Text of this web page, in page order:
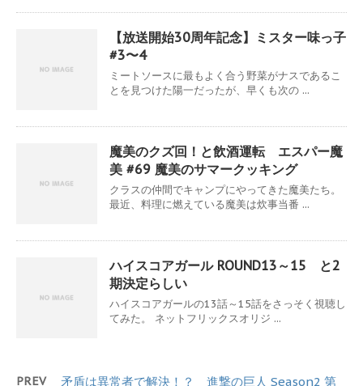
【放送開始30周年記念】ミスター味っ子
#3〜4
ミートソースに最もよく合う野菜がナスであるこ
とを見つけた陽一だったが、早くも次の ...
魔美のクズ回！と飲酒運転 エスパー魔
美 #69 魔美のサマークッキング
クラスの仲間でキャンプにやってきた魔美たち。
最近、料理に燃えている魔美は炊事当番 ...
ハイスコアガール ROUND13～15 と2
期決定らしい
ハイスコアガールの13話～15話をさっそく視聴し
てみた。 ネットフリックスオリジ ...
PREV 矛盾は異常者で解決！？ 進撃の巨人 Season2 第